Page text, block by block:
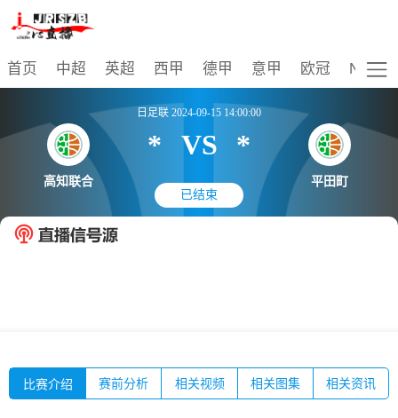
首页 中超 英超 西甲 德甲 意甲 欧冠 NBA
高知联合
日足联 2024-09-15 14:00:00
* VS *
已结束
平田町
比赛介绍 赛前分析 相关视频 相关图集 相关资讯